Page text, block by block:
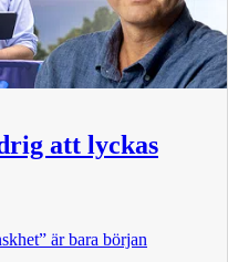
att lyckas
är bara början